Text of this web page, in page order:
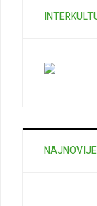
NAJNOVIJE